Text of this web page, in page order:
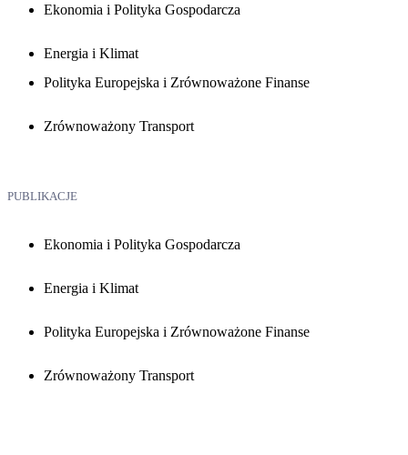
Ekonomia i Polityka Gospodarcza
Energia i Klimat
Polityka Europejska i Zrównoważone Finanse
Zrównoważony Transport
PUBLIKACJE
Ekonomia i Polityka Gospodarcza
Energia i Klimat
Polityka Europejska i Zrównoważone Finanse
Zrównoważony Transport